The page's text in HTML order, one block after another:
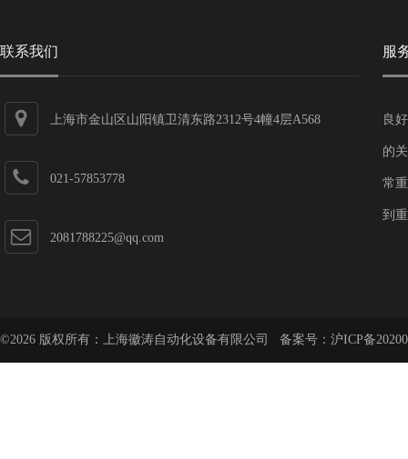
联系我们
上海市金山区山阳镇卫清东路2312号4幢4层A568
021-57853778
2081788225@qq.com
服
良
的
常
到
©2026 版权所有：上海徽涛自动化设备有限公司 备案号： 沪ICP备